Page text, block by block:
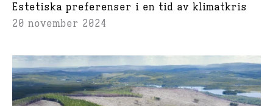
Estetiska preferenser i en tid av klimatkris
20 november 2024